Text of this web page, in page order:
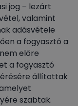
jog – lezárt
valamint
adásvétele
a fogyasztó a
előre
a fogyasztó
állítottak
szabtak.